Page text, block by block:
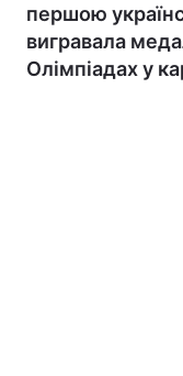
першою
вигравала
Олімпіадах у